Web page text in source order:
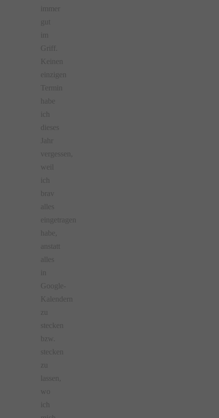
immer
gut
im
Griff.
Keinen
einzigen
Termin
habe
ich
dieses
Jahr
vergessen,
weil
ich
brav
alles
eingetragen
habe,
anstatt
alles
Google-
Kalendern
zu
stecken
bzw.
stecken
zu
lassen,
wo
ich